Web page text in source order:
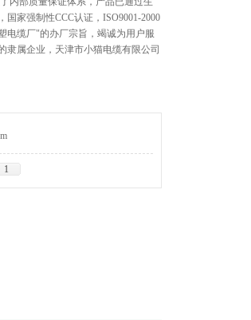
家强制性CCC认证，ISO9001-2000
电缆厂"的办厂宗旨，竭诚为用户服
隶属企业，天津市小猫电缆有限公司
1